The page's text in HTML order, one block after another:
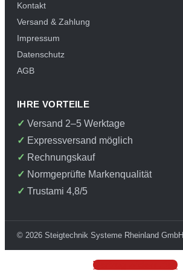
Kontakt
Versand & Zahlung
Impressum
Datenschutz
AGB
IHRE VORTEILE
Versand 2–5 Werktage
Expressversand möglich
Rechnungskauf
Normgeprüfte Markenqualität
Trustami 4,8/5
© 2026 Steigtechnik Systeme Rheinland GmbH
Vertrag widerrufen